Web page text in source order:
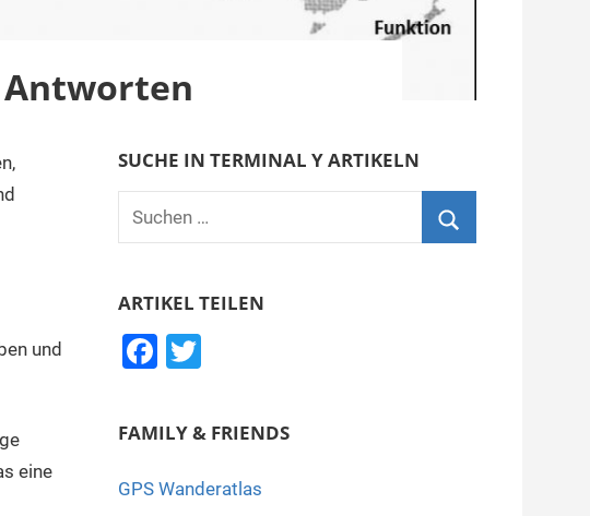
Antworten
und
eine
SUCHE IN TERMINAL Y ARTIKELN
Suchen
nach:
ARTIKEL TEILEN
F
c
b
T
tt
FAMILY & FRIENDS
GPS Wanderatlas